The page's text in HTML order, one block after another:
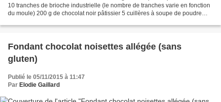
10 tranches de brioche industrielle (le nombre de tranches varie en fonction
du moule) 200 g de chocolat noir pâtissier 5 cuillères à soupe de poudre
Fondant chocolat noisettes allégée (sans
gluten)
Publié le 05/11/2015 à 11:47
Par Elodie Gaillard